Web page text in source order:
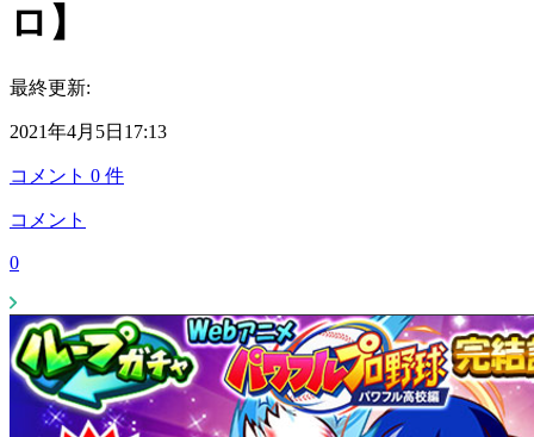
ロ】
最終更新:
2021年4月5日17:13
コメント 0 件
コメント
0